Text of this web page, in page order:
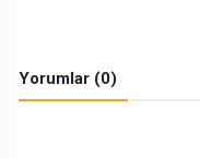
Yorumlar (0)